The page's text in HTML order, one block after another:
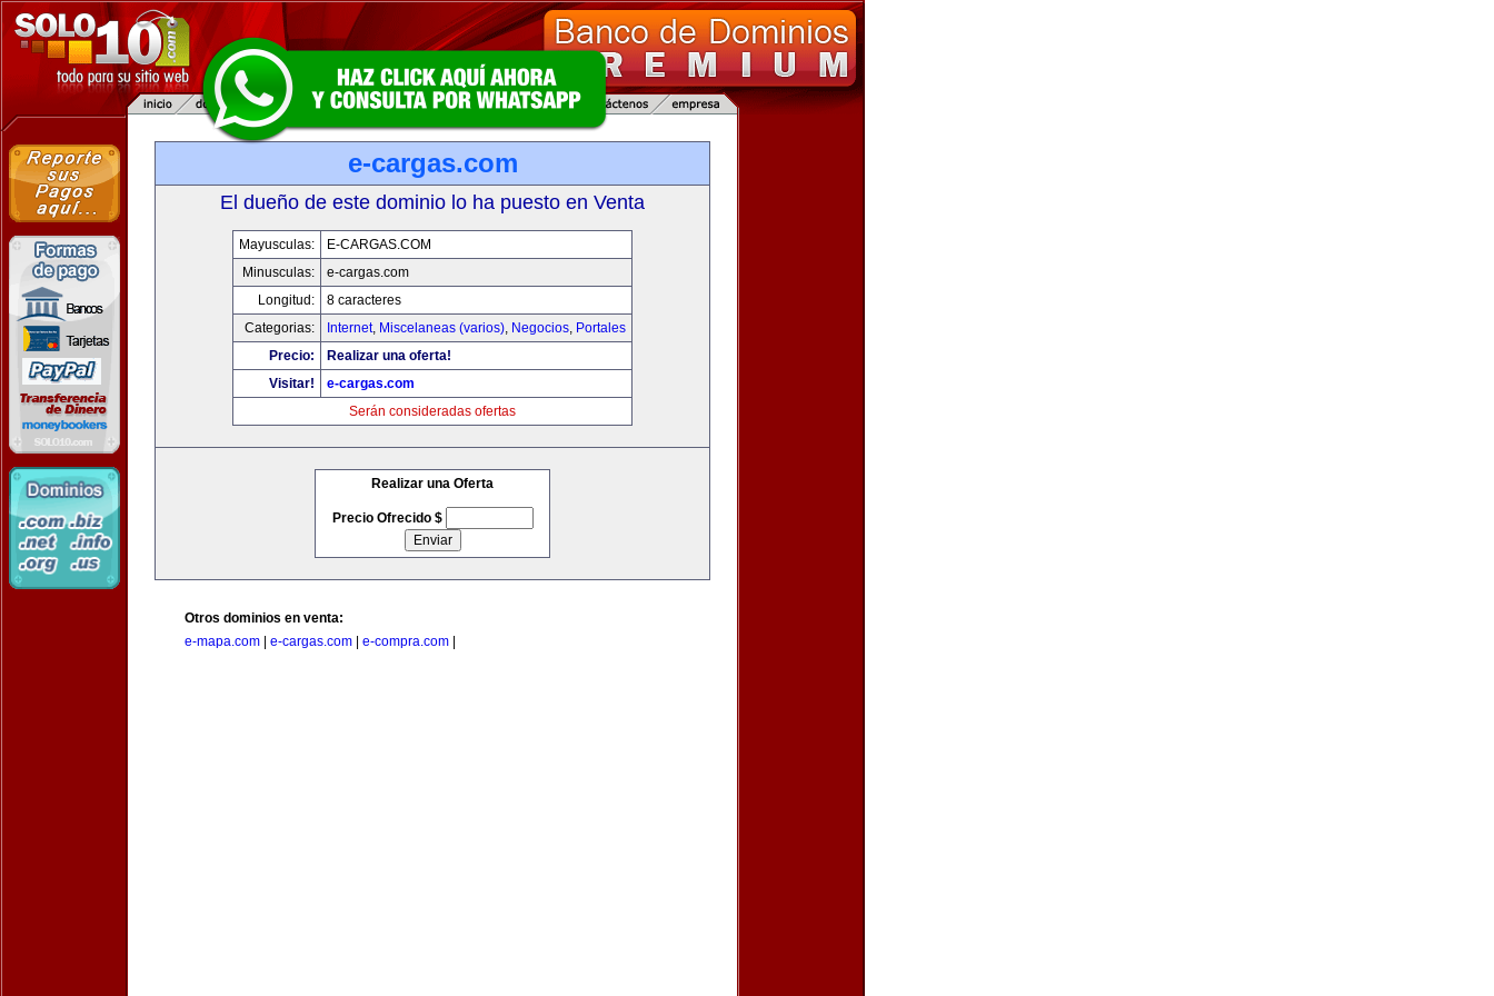
e-cargas.com
El dueño de este dominio lo ha puesto en Venta
Mayusculas:
E-CARGAS.COM
Minusculas:
e-cargas.com
Longitud:
8 caracteres
Categorias:
Internet, Miscelaneas (varios), Negocios, Portales
Precio:
Realizar una oferta!
Visitar!
e-cargas.com
Serán consideradas ofertas
Realizar una Oferta
Precio Ofrecido $
Otros dominios en venta:
e-mapa.com
e-cargas.com e-compra.com